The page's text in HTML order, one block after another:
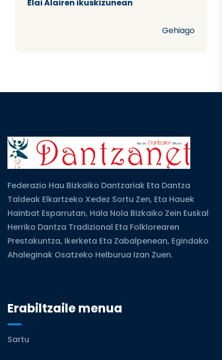
Elai Alairen ikuskizunean
Gehiago
Federazio Hau Bizkaiko Dantzariak Eta Dantza
Taldeak Elkartzeko Xedez Sortu Zen, Eta Hauek
Hainbat Esparrutan, Hala Nola Bizkaiko Zein Euskal
Herriko Dantza Tradizional Eta Folklorearen
Prestakuntza, Ikerketa Eta Zabalpenean, Egindako
Ahaleginak Osatzeko Helburua Izan Zuen.
Erabiltzaile menua
Sartu